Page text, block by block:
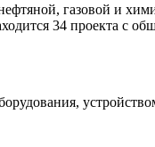
газовой и
34 проекта с